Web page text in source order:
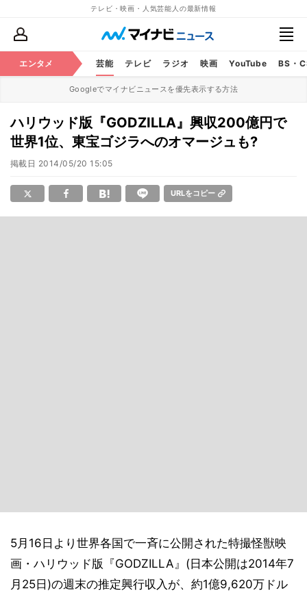
テレビ・映画・人気芸能人の最新情報
エンタメ 芸能 テレビ ラジオ 映画 YouTube BS・
Googleでマイナビニュースを優先表示する方法
ハリウッド版『GODZILLA』興収200億円で
世界1位、東宝ゴジラへのオマージュも?
掲載日 2014/05/20 15:05
URLをコピー
5月16日より世界各国で一斉に公開された特撮怪獣映
画・ハリウッド版『GODZILLA』(日本公開は2014年7
月25日)の週末の推定興行収入が、約1億9,620万ドル